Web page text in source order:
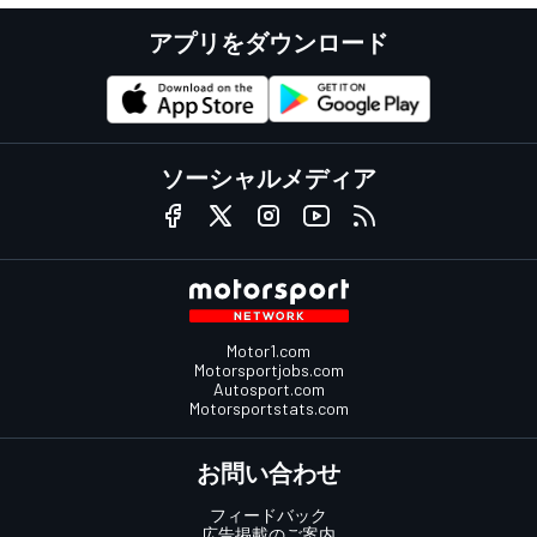
アプリをダウンロード
ソーシャルメディア
Motor1.com
Motorsportjobs.com
Autosport.com
Motorsportstats.com
お問い合わせ
フィードバック